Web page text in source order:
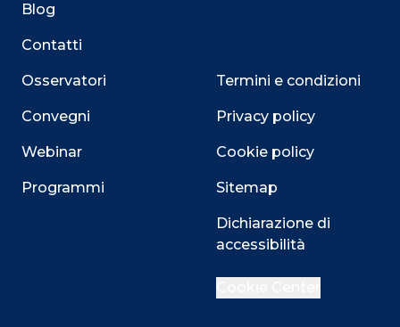
Blog
Contatti
Osservatori
Convegni
Webinar
Programmi
Termini e condizioni
Privacy policy
Cookie policy
Sitemap
Dichiarazione di
accessibilità